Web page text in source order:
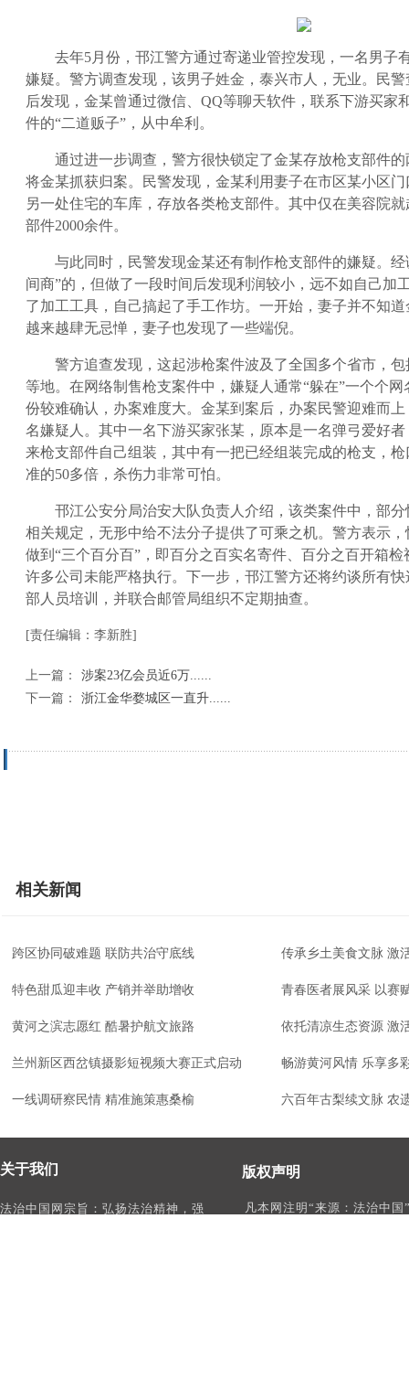
去年5月份，邗江警方通过寄递业管控发现，一名男子
嫌疑。警方调查发现，该男子姓金，泰兴市人，无业。民
后发现，金某曾通过微信、QQ等聊天软件，联系下游买家
件的“二道贩子”，从中牟利。
通过进一步调查，警方很快锁定了金某存放枪支部件
将金某抓获归案。民警发现，金某利用妻子在市区某小区
另一处住宅的车库，存放各类枪支部件。其中仅在美容院
部件2000余件。
与此同时，民警发现金某还有制作枪支部件的嫌疑。
间商”的，但做了一段时间后发现利润较小，远不如自己加
了加工工具，自己搞起了手工作坊。一开始，妻子并不知
越来越肆无忌惮，妻子也发现了一些端倪。
警方追查发现，这起涉枪案件波及了全国多个省市，
等地。在网络制售枪支案件中，嫌疑人通常“躲在”一个个
份较难确认，办案难度大。金某到案后，办案民警迎难而
名嫌疑人。其中一名下游买家张某，原本是一名弹弓爱好
来枪支部件自己组装，其中有一把已经组装完成的枪支，
准的50多倍，杀伤力非常可怕。
邗江公安分局治安大队负责人介绍，该类案件中，部
相关规定，无形中给不法分子提供了可乘之机。警方表示
做到“三个百分百”，即百分之百实名寄件、百分之百开箱
许多公司未能严格执行。下一步，邗江警方还将约谈所有
部人员培训，并联合邮管局组织不定期抽查。
[责任编辑：李新胜]
上一篇：
涉案23亿会员近6万......
下一篇：
浙江金华婺城区一直升......
相关新闻
跨区协同破难题 联防共治守底线 传承乡土美食文脉 激
特色甜瓜迎丰收 产销并举助增收 青春医者展风采 以赛
黄河之滨志愿红 酷暑护航文旅路 依托清凉生态资源 激
兰州新区西岔镇摄影短视频大赛正式启动 畅游黄河风情 乐享多
一线调研察民情 精准施策惠桑榆 六百年古梨续文脉 农
版权声明
凡本网注明“来源：法治中国
关于我们
法治中国网宗旨：弘扬法治精神，强